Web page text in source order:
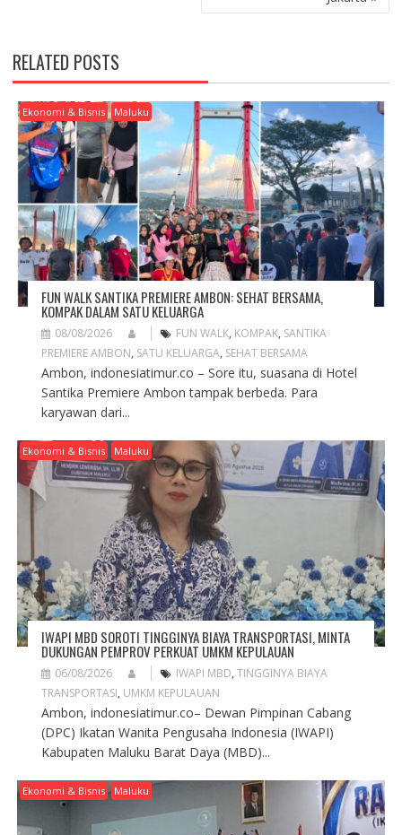
I
G
A
T
O
N
RELATED POSTS
Ekonomi & Bisnis Maluku
FUN WALK SANTIKA PREMIERE AMBON: SEHAT BERSAMA,
KOMPAK DALAM SATU KELUARGA
08/08/2026 FUN WALK, KOMPAK, SANTIKA
PREMIERE AMBON, SATU KELUARGA, SEHAT BERSAMA
Ambon, indonesiatimur.co – Sore itu, suasana di Hotel
Santika Premiere Ambon tampak berbeda. Para
karyawan dari...
Ekonomi & Bisnis Maluku
IWAPI MBD SOROTI TINGGINYA BIAYA TRANSPORTASI, MINTA
DUKUNGAN PEMPROV PERKUAT UMKM KEPULAUAN
06/08/2026 IWAPI MBD, TINGGINYA BIAYA
TRANSPORTASI, UMKM KEPULAUAN
Ambon, indonesiatimur.co– Dewan Pimpinan Cabang
(DPC) Ikatan Wanita Pengusaha Indonesia (IWAPI)
Kabupaten Maluku Barat Daya (MBD)...
Ekonomi & Bisnis Maluku